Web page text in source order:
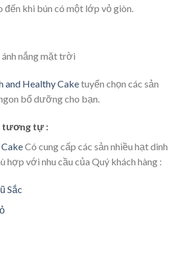
đến khi bún có một lớp vỏ giòn.
nắng mặt trời
and Healthy Caketuyển chọn các sản
bổ dưỡng cho bạn.
tương tự :
Có cung cấp các sản nhiều hạt dinh
hợp với nhu cầu của Quý khách hàng :
Sắc